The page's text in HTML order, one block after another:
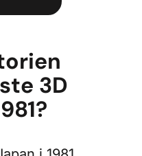
3D